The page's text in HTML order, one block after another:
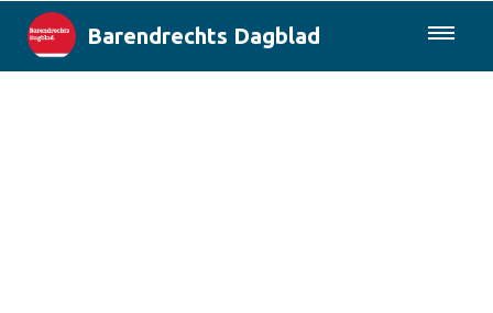
Barendrechts Dagblad